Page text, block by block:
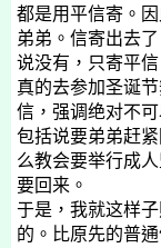
都是用平信寄。
弟弟。信寄出去
说没有，只寄平
真的去参加圣诞
信，强调绝对不
包括说要弟弟赶
么教会要举行成
要回来。
于是，我就这样
的。比原先的普